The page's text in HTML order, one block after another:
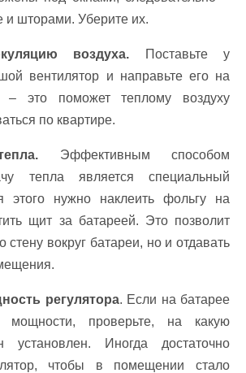
и шторами. Уберите их.
воздуха. Поставьте у
вентилятор и направьте его на
– это поможет теплому воздуху
по квартире.
Эффективным способом
тепла является специальный
этого нужно наклеить фольгу на
щит за батареей. Это позволит
стену вокруг батареи, но и отдавать
регулятора. Если на батарее
мощности, проверьте, на какую
установлен. Иногда достаточно
чтобы в помещении стало